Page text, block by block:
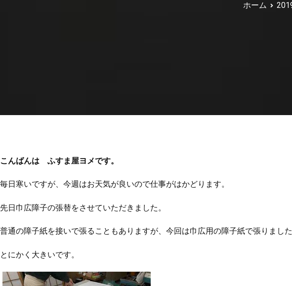
ホーム
こんばんは ふすま屋ヨメです。
毎日寒いですが、今週はお天気が良いので仕事がはかどります。
先日巾広障子の張替をさせていただきました。
普通の障子紙を接いで張ることもありますが、今回は巾広用の障子紙で張りました
とにかく大きいです。